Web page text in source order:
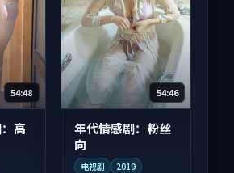
54:48
高
54:46
年代情感剧：粉丝
向
电视剧 2019